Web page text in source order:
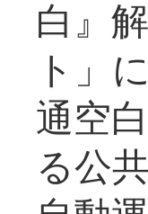
白』
ト」
通空
る公